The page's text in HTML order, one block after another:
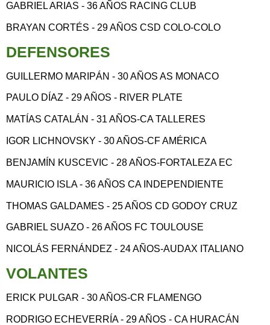
GABRIEL ARIAS - 36 AÑOS RACING CLUB
BRAYAN CORTÉS - 29 AÑOS CSD COLO-COLO
DEFENSORES
GUILLERMO MARIPÁN - 30 AÑOS AS MONACO
PAULO DÍAZ - 29 AÑOS - RIVER PLATE
MATÍAS CATALÁN - 31 AÑOS-CA TALLERES
IGOR LICHNOVSKY - 30 AÑOS-CF AMÉRICA
BENJAMÍN KUSCEVIC - 28 AÑOS-FORTALEZA EC
MAURICIO ISLA - 36 AÑOS CA INDEPENDIENTE
THOMAS GALDAMES - 25 AÑOS CD GODOY CRUZ
GABRIEL SUAZO - 26 AÑOS FC TOULOUSE
NICOLÁS FERNÁNDEZ - 24 AÑOS-AUDAX ITALIANO
VOLANTES
ERICK PULGAR - 30 AÑOS-CR FLAMENGO
RODRIGO ECHEVERRÍA - 29 AÑOS - CA HURACÁN